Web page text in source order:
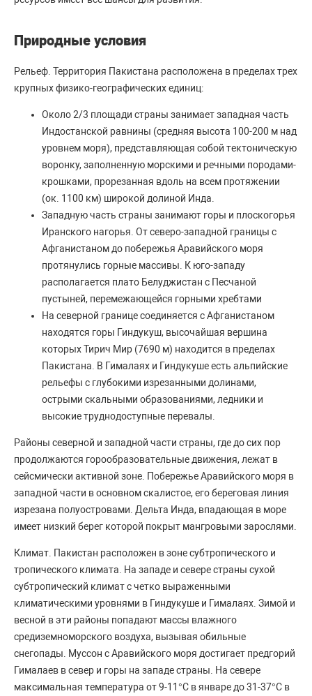
Природные условия
Рельеф. Территория Пакистана расположена в пределах трех
крупных физико-географических единиц:
Около 2/3 площади страны занимает западная часть
Индостанской равнины (средняя высота 100-200 м над
уровнем моря), представляющая собой тектоническую
воронку, заполненную морскими и речными породами-
крошками, прорезанная вдоль на всем протяжении
(ок. 1100 км) широкой долиной Инда.
Западную часть страны занимают горы и плоскогорья
Иранского нагорья. От северо-западной границы с
Афганистаном до побережья Аравийского моря
протянулись горные массивы. К юго-западу
располагается плато Белуджистан с Песчаной
пустыней, перемежающейся горными хребтами
На северной границе соединяется с Афганистаном
находятся горы Гиндукуш, высочайшая вершина
которых Тирич Мир (7690 м) находится в пределах
Пакистана. В Гималаях и Гиндукуше есть альпийские
рельефы с глубокими изрезанными долинами,
острыми скальными образованиями, ледники и
высокие труднодоступные перевалы.
Районы северной и западной части страны, где до сих пор
продолжаются горообразовательные движения, лежат в
сейсмически активной зоне. Побережье Аравийского моря в
западной части в основном скалистое, его береговая линия
изрезана полуостровами. Дельта Инда, впадающая в море
имеет низкий берег которой покрыт мангровыми зарослями.
Климат. Пакистан расположен в зоне субтропического и
тропического климата. На западе и севере страны сухой
субтропический климат с четко выраженными
климатическими уровнями в Гиндукуше и Гималаях. Зимой и
весной в эти районы попадают массы влажного
средиземноморского воздуха, вызывая обильные
снегопады. Муссон с Аравийского моря достигает предгорий
Гималаев в север и горы на западе страны. На севере
максимальная температура от 9-11°С в январе до 31-37°С в